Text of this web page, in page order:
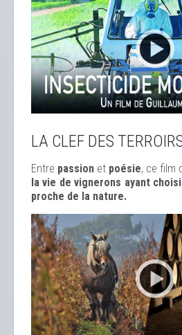
LA CLEF DES
Entre passion et poésie, ce film
la vie de vignerons ayant
proche de la nature.